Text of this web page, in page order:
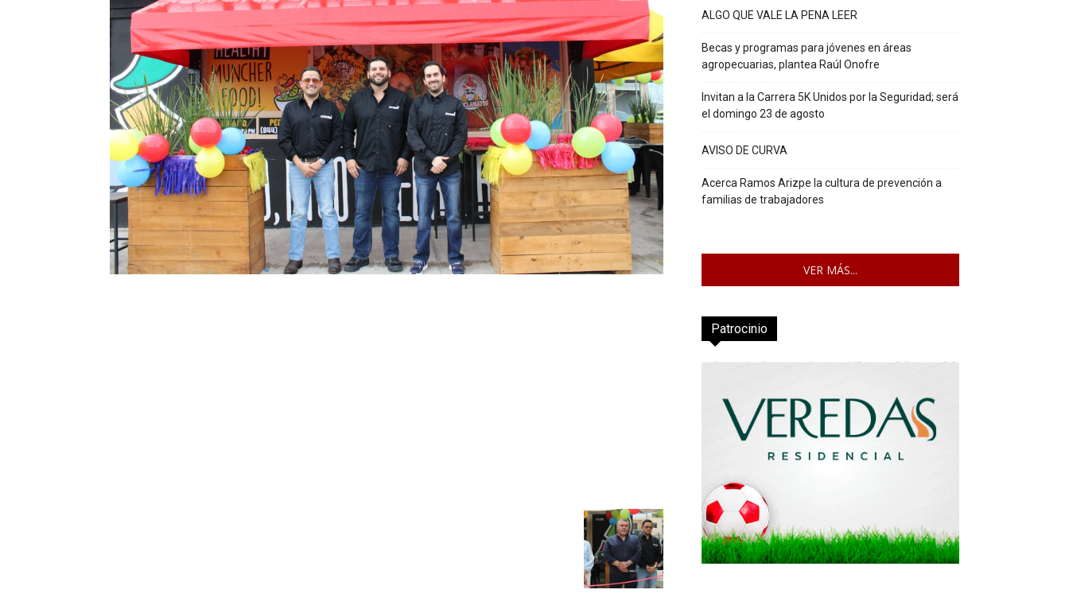
ALGO QUE VALE LA PENA LEER
Becas y programas para jóvenes en áreas
agropecuarias, plantea Raúl Onofre
Invitan a la Carrera 5K Unidos por la Seguridad; será
el domingo 23 de agosto
AVISO DE CURVA
Acerca Ramos Arizpe la cultura de prevención a
familias de trabajadores
VER MÁS...
Patrocinio